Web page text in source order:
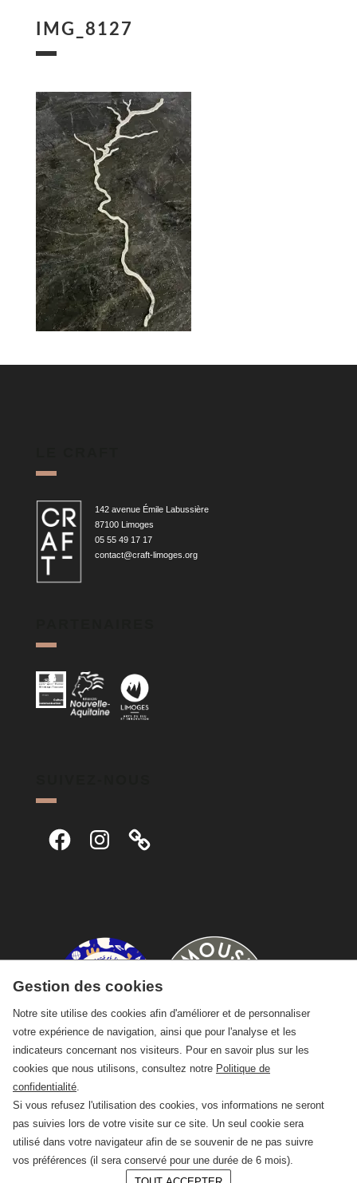
IMG_8127
142 avenue Émile Labussière
87100 Limoges
05 55 49 17 17
contact@craft-limoges.org
FacebookInstagram
Gestion des cookies
Notre site utilise des cookies afin d'améliorer et de personnaliser
votre expérience de navigation, ainsi que pour l'analyse et les
indicateurs concernant nos visiteurs. Pour en savoir plus sur les
cookies que nous utilisons, consultez notre Politique de
confidentialité
Si vous refusez l'utilisation des cookies, vos informations ne seront
pas suivies lors de votre visite sur ce site. Un seul cookie sera
utilisé dans votre navigateur afin de se souvenir de ne pas suivre
vos préférences (il sera conservé pour une durée de 6 mois).